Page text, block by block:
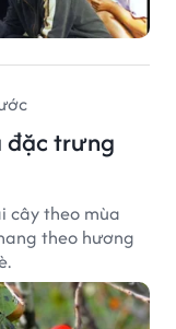
đặc trưng
cây theo mùa
theo hương